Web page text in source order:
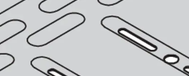
Zahnschraube
Zahnschraube
Zahnschraube